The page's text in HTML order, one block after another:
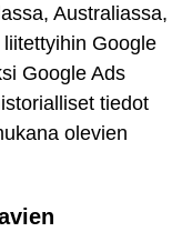
Australiassa,
Google
Google Ads
tiedot
olevien